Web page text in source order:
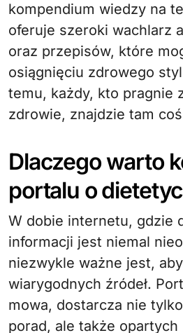
kompendium wiedzy na
oferuje szeroki wachlarz
oraz przepisów, które
osiągnięciu zdrowego
temu, każdy, kto pragnie
zdrowie, znajdzie tam
Dlaczego warto
portalu o
W dobie internetu, gdzie
informacji jest niemal
niezwykle ważne jest,
wiarygodnych źródeł.
mowa, dostarcza nie
porad, ale także opartych